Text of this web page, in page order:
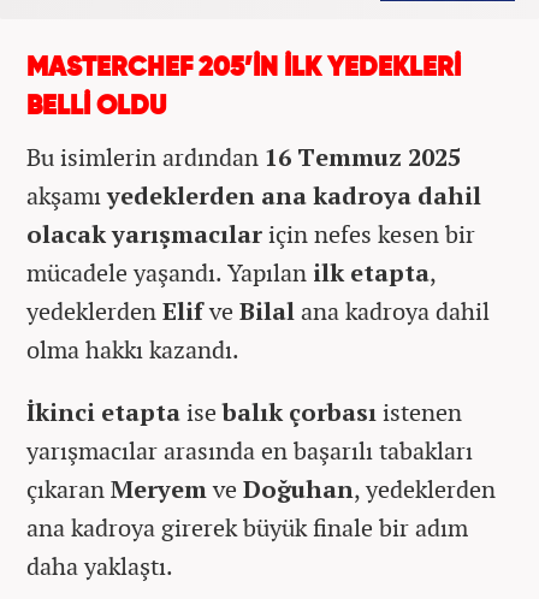
MASTERCHEF 205’İN İLK YEDEKLERİ
BELLİ OLDU
Bu isimlerin ardından 16 Temmuz 2025
akşamıyedeklerden ana kadroya dahil
olacak yarışmacılariçin nefes kesen bir
mücadele yaşandı. Yapılan ilk etapta,
yedeklerdenElifve Bilalana kadroya dahil
olma hakkı kazandı.
İkinci etaptaisebalık çorbasıistenen
yarışmacılar arasında en başarılı tabakları
çıkaranMeryemve Doğuhan, yedeklerden
ana kadroya girerek büyük finale bir adım
daha yaklaştı.